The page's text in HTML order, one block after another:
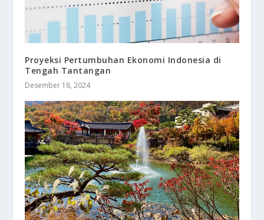
Proyeksi Pertumbuhan Ekonomi Indonesia di
Tengah Tantangan
Desember 18, 2024